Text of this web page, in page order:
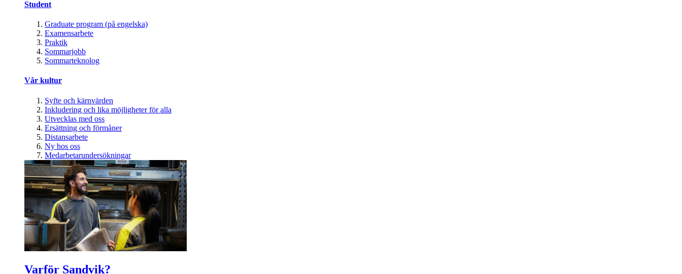
Student
Graduate program (på engelska)
Examensarbete
Praktik
Sommarjobb
Sommarteknolog
Vår kultur
Syfte och kärnvärden
Inkludering och lika möjligheter för alla
Utvecklas med oss
Ersättning och förmåner
Distansarbete
Ny hos oss
Medarbetarundersökningar
Varför Sandvik?